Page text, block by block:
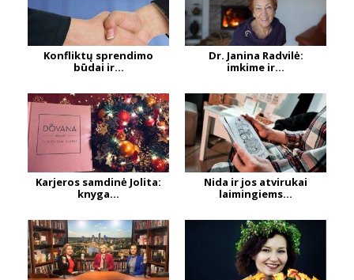
Konfliktų sprendimo
būdai ir...
Dr. Janina Radvilė:
imkime ir...
Karjeros samdinė Jolita:
knyga...
Nida ir jos atvirukai
laimingiems...